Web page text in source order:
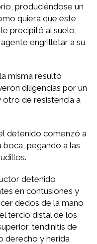
produciéndose un
quiera que este
precipitó al suelo,
engrilletar a su
misma resultó
diligencias por un
otro de resistencia a
detenido comenzó a
pegando a las
detenido
en contusiones y
dedos de la mano
tercio distal de los
tendinitis de
derecho y herida